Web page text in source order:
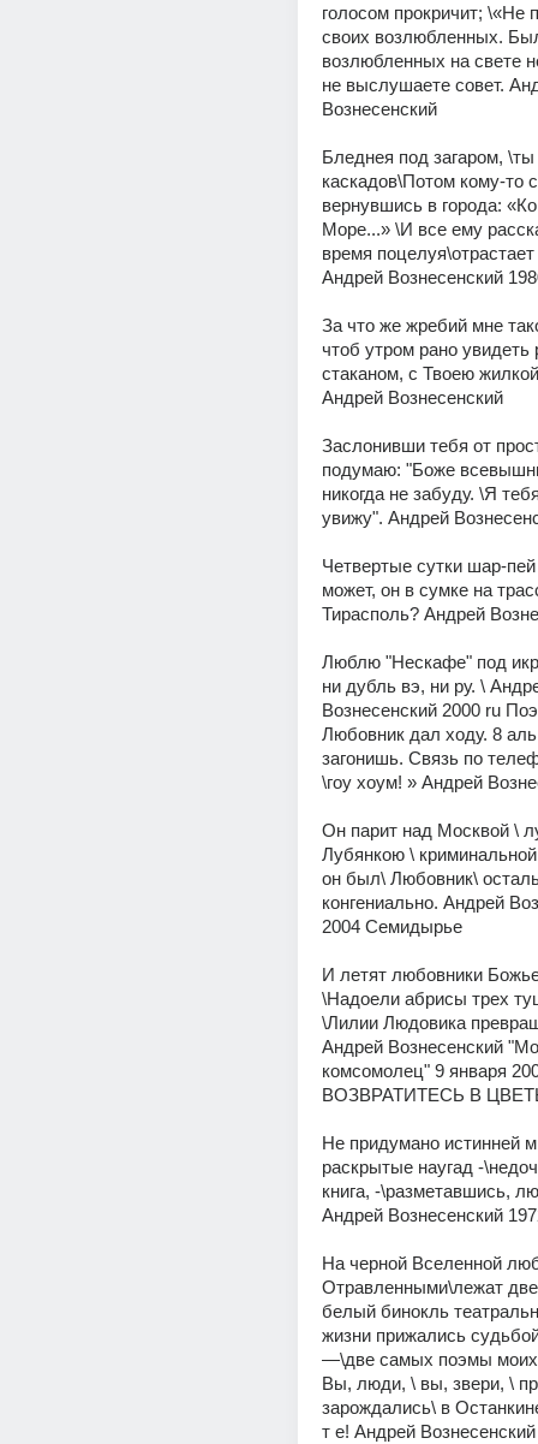
голосом прокричит; \«Не
своих возлюбленных.
возлюбленных на свете
не выслушаете совет.
Вознесенский
Бледнея под загаром,
каскадов\Потом кому-то
вернувшись в города:
Море...» \И все ему
время
Андрей Вознесенский
За что же жребий мне
чтоб утром рано увидеть
стаканом, с Твоею
Андрей Вознесенский
Заслонивши тебя от
подумаю: "Боже
никогда не забуду. \Я
увижу". Андрей
Четвертые сутки шар-
может, он в сумке на
Тирасполь? Андрей
Люблю "Нескафе" под
ни дубль вэ, ни ру. \
Вознесенский 2000 ru
Любовник дал ходу. 8
загонишь. Связь по
\гоу хоум! » Андрей
Он парит над Москвой \
Лубянкою \
он был\ Любовник\
конгениально. Андрей
2004 Семидырье
И летят любовники
\Надоели абрисы трех
\Лилии Людовика
Андрей Вознесенский
комсомолец" 9 января
ВОЗВРАТИТЕСЬ В
Не придумано истинней
раскрытые наугад -
книга, -\разметавшись,
Андрей Вознесенский
На черной Вселенной
Отравленными\лежат
белый бинокль
жизни прижались
—\две самых поэмы
Вы, люди, \ вы, звери, \
зарождались\ в
т е! Андрей